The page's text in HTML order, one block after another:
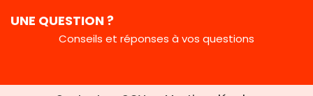
UNE QUESTION ?
Conseils et réponses à vos questions